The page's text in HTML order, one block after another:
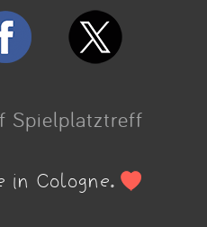
Spielplatztreff
in Cologne.